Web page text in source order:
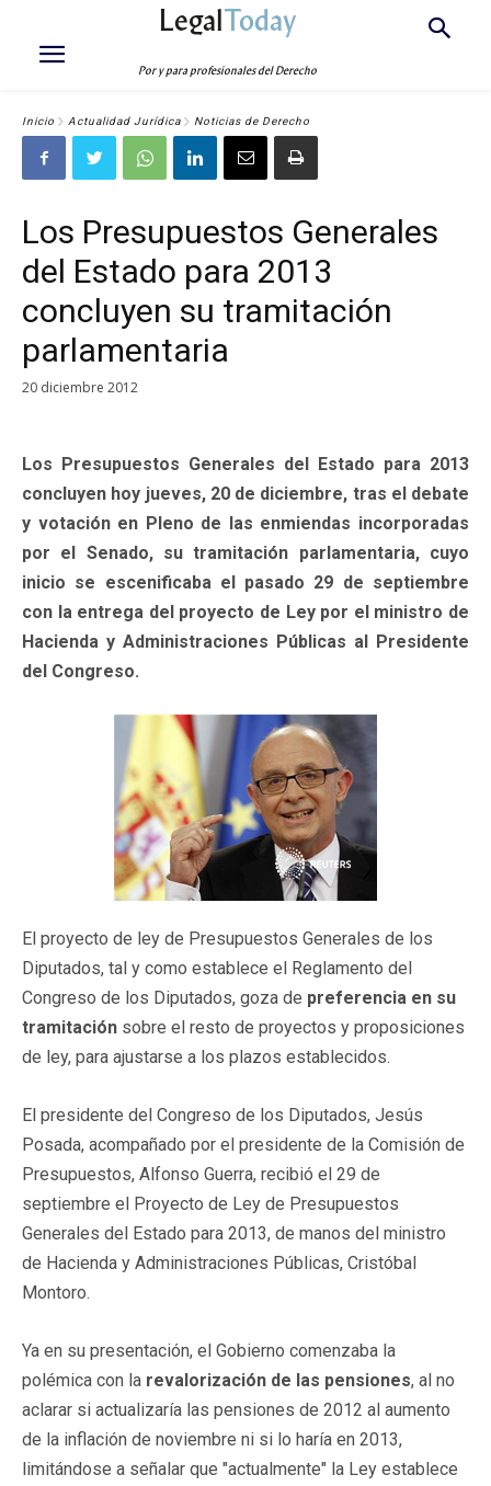
LegalToday
Por y para profesionales del Derecho
Inicio Actualidad Jurídica Noticias de Derecho
Los Presupuestos Generales
del Estado para 2013
concluyen su tramitación
parlamentaria
20 diciembre 2012
Los Presupuestos Generales del Estado para 2013
concluyen hoy jueves, 20 de diciembre, tras el debate
y votación en Pleno de las enmiendas incorporadas
por el Senado, su tramitación parlamentaria, cuyo
inicio se escenificaba el pasado 29 de septiembre
con la entrega del proyecto de Ley por el ministro de
Hacienda y Administraciones Públicas al Presidente
del Congreso.
El proyecto de ley de Presupuestos Generales de los
Diputados, tal y como establece el Reglamento del
Congreso de los Diputados, goza de preferencia en su
tramitación sobre el resto de proyectos y proposiciones
de ley, para ajustarse a los plazos establecidos.
El presidente del Congreso de los Diputados, Jesús
Posada, acompañado por el presidente de la Comisión de
Presupuestos, Alfonso Guerra, recibió el 29 de
septiembre el Proyecto de Ley de Presupuestos
Generales del Estado para 2013, de manos del ministro
de Hacienda y Administraciones Públicas, Cristóbal
Montoro.
Ya en su presentación, el Gobierno comenzaba la
polémica con la revalorización de las pensiones, al no
aclarar si actualizaría las pensiones de 2012 al aumento
de la inflación de noviembre ni si lo haría en 2013,
limitándose a señalar que "actualmente" la Ley establece